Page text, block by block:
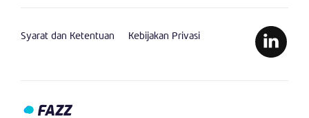
Syarat dan Ketentuan Kebijakan Privasi